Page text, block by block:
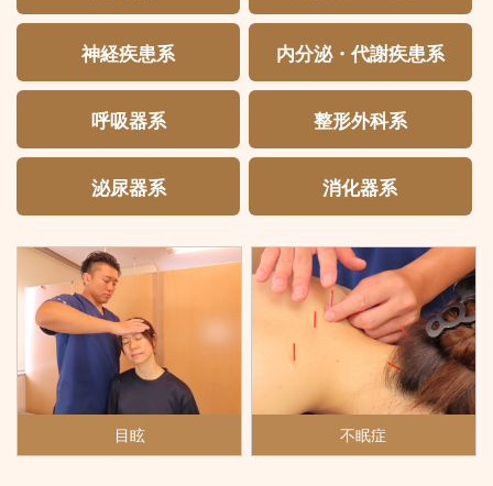
神経疾患系 内分泌・代謝疾患系
呼吸器系 整形外科系
泌尿器系 消化器系
目眩 不眠症